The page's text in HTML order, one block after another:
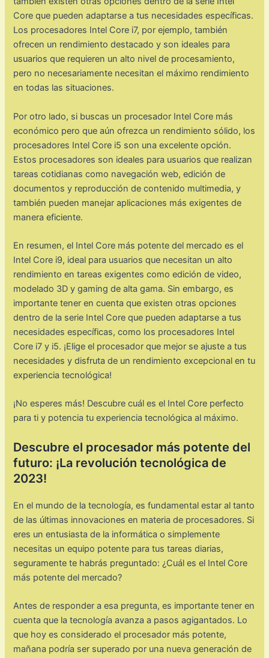
Core que pueden adaptarse a tus necesidades específicas.
Los procesadores Intel Core i7, por ejemplo, también
ofrecen un rendimiento destacado y son ideales para
usuarios que requieren un alto nivel de procesamiento,
pero no necesariamente necesitan el máximo rendimiento
en todas las situaciones.
Por otro lado, si buscas un procesador Intel Core más
económico pero que aún ofrezca un rendimiento sólido, los
procesadores Intel Core i5 son una excelente opción.
Estos procesadores son ideales para usuarios que realizan
tareas cotidianas como navegación web, edición de
documentos y reproducción de contenido multimedia, y
también pueden manejar aplicaciones más exigentes de
manera eficiente.
En resumen, el Intel Core más potente del mercado es el
Intel Core i9, ideal para usuarios que necesitan un alto
rendimiento en tareas exigentes como edición de video,
modelado 3D y gaming de alta gama. Sin embargo, es
importante tener en cuenta que existen otras opciones
dentro de la serie Intel Core que pueden adaptarse a tus
necesidades específicas, como los procesadores Intel
Core i7 y i5. ¡Elige el procesador que mejor se ajuste a tus
necesidades y disfruta de un rendimiento excepcional en tu
experiencia tecnológica!
¡No esperes más! Descubre cuál es el Intel Core perfecto
para ti y potencia tu experiencia tecnológica al máximo.
Descubre el procesador más potente del
futuro: ¡La revolución tecnológica de
2023!
En el mundo de la tecnología, es fundamental estar al tanto
de las últimas innovaciones en materia de procesadores. Si
eres un entusiasta de la informática o simplemente
necesitas un equipo potente para tus tareas diarias,
seguramente te habrás preguntado: ¿Cuál es el Intel Core
más potente del mercado?
Antes de responder a esa pregunta, es importante tener en
cuenta que la tecnología avanza a pasos agigantados. Lo
que hoy es considerado el procesador más potente,
mañana podría ser superado por una nueva generación de